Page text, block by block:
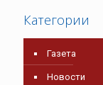
Категории
Газета
Новости